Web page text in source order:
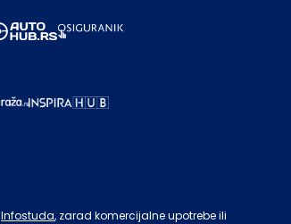
Infostuda, zarad komercijalne upotrebe ili